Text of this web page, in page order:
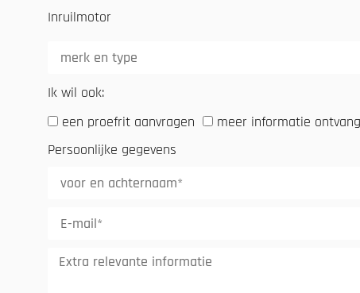
Inruilmotor
Ik wil ook:
een proefrit aanvragen
meer informatie
Persoonlijke gegevens